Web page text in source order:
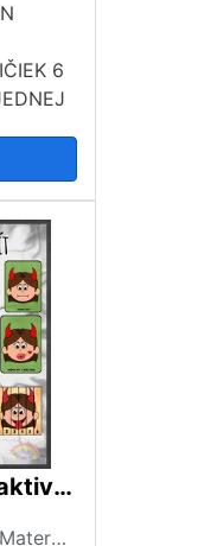
6
🖤🔥Pekelný súbor aktivít🔥🖤
Marie Šoustarová (Materiály dětem)